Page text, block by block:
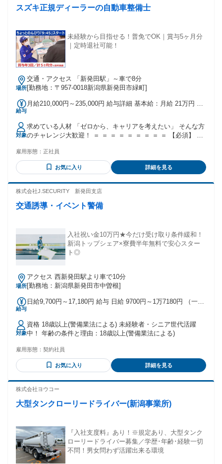
スズキ正規ディーラーの自動車整備士
未経験から目指せる！普免でOK｜賞与5ヶ月分
｜定時退社可能！
場所
交通・アクセス 「新発田駅」～車で8分
[勤務地：〒957-0018新潟県新発田市緑町]
給与
月給210,000円～235,000円 給与詳細 基本給：月給 21万円 〜
払われる通勤・皆勤・家族手当金額：なし 全員に一律で支払
われるその他手当金額：なし 昇給・賞与あり ・賞与（前年度
実績）の回数 年3回 ・賞与金額 計5.00ヶ月分（前年度実績）
対象
求めている人材 「ゼロから、キャリアを考えたい」 そんな方
のチャレンジ大歓迎！ ＝ ＝ ＝ ＝ ＝ ＝ ＝ ＝ ＝ 【必須】 ※
迎＊未経験歓迎 ＊経験不問・知識不問・資格不問 ＊第二新卒
歓迎！＊再スタートを応援！ ＊制度の整った環境で 未経験か
ら「手に職」をつけたい方 ＊経験を積み、成長したい方 【以
検査員、バイク整備士 トラック整備士、自動車板金塗装、 ガ
由3号のイ・35歳以下（長期勤続によるキャリア形成のた
雇用形態： 正社員
お気に入り 詳細を見る
株式会社J.SECURITY 新発田支店
交通誘導・イベント警備
入社祝い金10万円★今だけ受け取り条件緩和！
新潟トップシェア×寮費半年無料で安心スター
ト◎
場所
アクセス 西新発田駅より車で10分
[勤務地：新潟県新発田市中曽根]
給与
日給9,700円～17,180円 給与 日給 9700円～1万7180円 （一律
出勤は割増し金額支給 ※燃料費支給（距離計算＋遠方手当有
り） ※車両費支給 交通費：交通費支給
対象
資格 18歳以上(警備業法による) 未経験者・シニア世代活躍
中！ 年齢の条件と理由：18歳以上(警備業法による)
雇用形態： 契約社員
お気に入り 詳細を見る
株式会社ヨウコー
大型タンクローリードライバー(新潟事業所)
『入社支度料』あり！※規定あり、大型タンク
ローリードライバー募集／学歴･年齢･経験一切
不問！男女問わず活躍出来る環境